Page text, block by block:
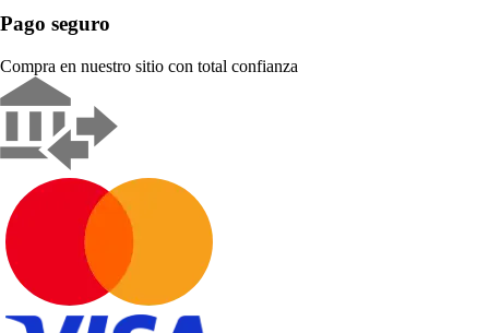
Pago seguro
Compra en nuestro sitio con total confianza